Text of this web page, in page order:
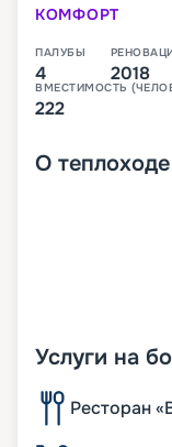
КОМФОРТ
ПАЛУБЫ
4 2018
ВМЕСТИМОСТЬ
222
О теплоходе
Услуги на
Ресторан